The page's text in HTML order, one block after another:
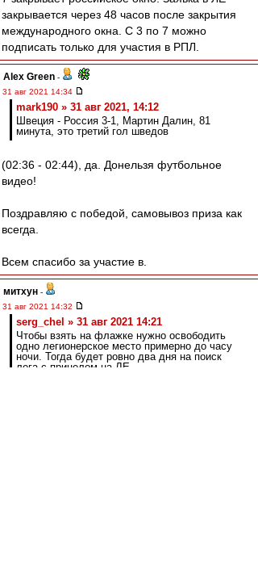
закрывается через 48 часов после закрытия
международного окна. С 3 по 7 можно
подписать только для участия в РПЛ.
Alex Green -
31 авг 2021 14:34
mark190 » 31 авг 2021, 14:12
Швеция - Россия 3-1, Мартин Далин, 81
минута, это третий гол шведов
(02:36 - 02:44), да. Донельзя футбольное
видео!
Поздравляю с победой, самовывоз приза как
всегда.
Всем спасибо за участие в.
митхун -
31 авг 2021 14:32
serg_chel » 31 авг 2021 14:21
Чтобы взять на флажке нужно освободить
одно легионерское место примерно до часу
ночи. Тогда будет ровно два дня на поиск
лега с прицелом на ЛЕ.